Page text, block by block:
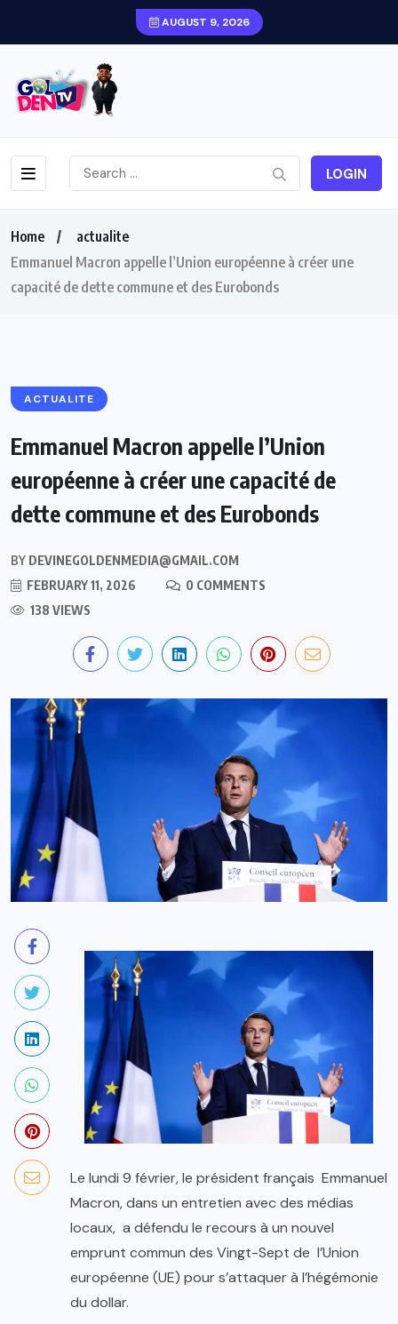
AUGUST 9, 2026
LOGIN
Home
actualite
Emmanuel Macron appelle l’Union européenne à créer une
capacité de dette commune et des Eurobonds
ACTUALITE
Emmanuel Macron appelle l’Union
européenne à créer une capacité de
dette commune et des Eurobonds
BY DEVINEGOLDENMEDIA@GMAIL.COM
FEBRUARY 11, 2026
0 COMMENTS
138 VIEWS
Le lundi 9 février, le président français Emmanuel
Macron, dans un entretien avec des médias
locaux, a défendu le recours à un nouvel
emprunt commun des Vingt-Sept de l’Union
européenne (UE) pour s’attaquer à l’hégémonie
du dollar.